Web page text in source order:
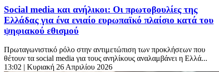
Social media και ανήλικοι: Οι πρωτοβουλίες της
Ελλάδας για ένα ενιαίο ευρωπαϊκό πλαίσιο κατά του
ψηφιακού εθισμού
Πρωταγωνιστικό ρόλο στην αντιμετώπιση των προκλήσεων που
θέτουν τα social media για τους ανηλίκους αναλαμβάνει η Ελλά...
13:02 | Κυριακή 26 Απριλίου 2026